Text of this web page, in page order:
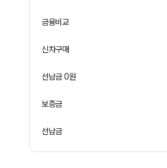
금융비교
신차구매
선납금 0원
보증금
선납금